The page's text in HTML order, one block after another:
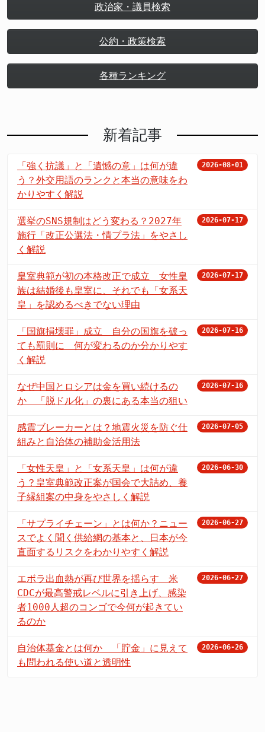
政治家・議員検索
公約・政策検索
各種ランキング
新着記事
「強く抗議」と「遺憾の意」は何が違
う？外交用語のランクと本当の意味をわ
かりやすく解説
2026-08-01
選挙のSNS規制はどう変わる？2027年
施行「改正公選法・情プラ法」をやさし
く解説
2026-07-17
皇室典範が初の本格改正で成立 女性皇
族は結婚後も皇室に、それでも「女系天
皇」を認めるべきでない理由
2026-07-17
「国旗損壊罪」成立 自分の国旗を破っ
ても罰則に 何が変わるのか分かりやす
く解説
2026-07-16
なぜ中国とロシアは金を買い続けるの
か 「脱ドル化」の裏にある本当の狙い
2026-07-16
感震ブレーカーとは？地震火災を防ぐ仕
組みと自治体の補助金活用法
2026-07-05
「女性天皇」と「女系天皇」は何が違
う？皇室典範改正案が国会で大詰め、養
子縁組案の中身をやさしく解説
2026-06-30
「サプライチェーン」とは何か？ニュー
スでよく聞く供給網の基本と、日本が今
直面するリスクをわかりやすく解説
2026-06-27
エボラ出血熱が再び世界を揺らす 米
CDCが最高警戒レベルに引き上げ、感染
者1000人超のコンゴで今何が起きてい
るのか
2026-06-27
自治体基金とは何か 「貯金」に見えて
も問われる使い道と透明性
2026-06-26